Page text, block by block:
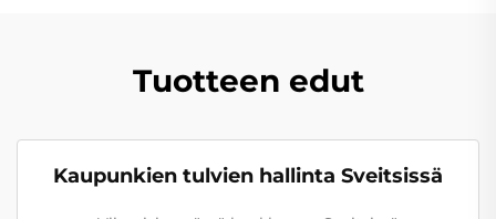
Tuotteen edut
Kaupunkien tulvien hallinta Sveitsissä